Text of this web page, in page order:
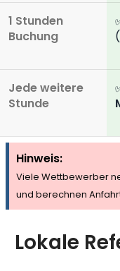
1 Stunden
Buchung
Jede weitere
Stunde
Hinweis:
Viele Wettbewerber
und berechnen
Lokale